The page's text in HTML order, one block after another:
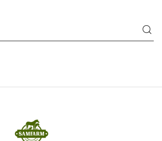
NAZWA
PRODUCENTA:
SAMFARM